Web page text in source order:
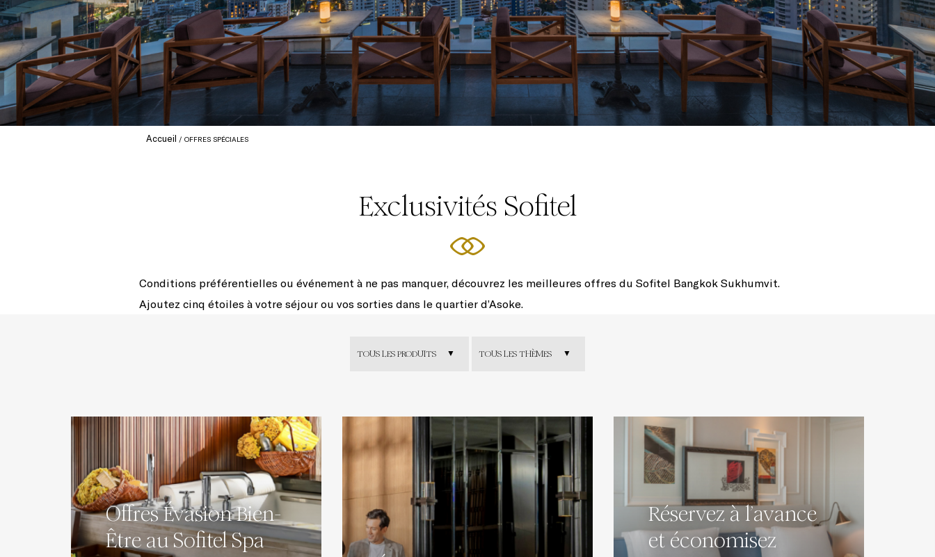
Accueil OFFRES SPÉCIALES
Exclusivités Sofitel
Conditions préférentielles ou événement à ne pas manquer, découvrez les meilleures offres du Sofitel Bangkok Sukhumvit.
Ajoutez cinq étoiles à votre séjour ou vos sorties dans le quartier d’Asoke.
TOUS LES PRODUITS TOUS LES THÈMES
Offres Évasion Bien-
Être au Sofitel Spa
Réservez à l’avance
et économisez